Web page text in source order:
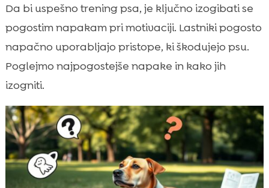
Da bi uspešno trening psa, je ključno izogibati se
pogostim napakam pri motivaciji. Lastniki pogosto
napačno uporabljajo pristope, ki škodujejo psu.
Poglejmo najpogostejše napake in kako jih
izogniti.